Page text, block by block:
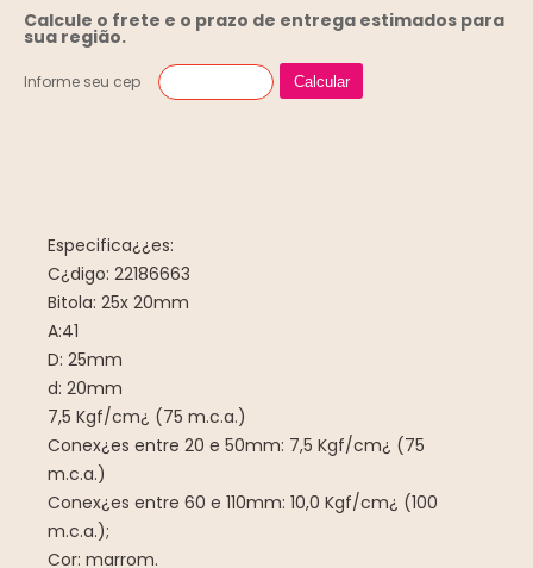
Calcule o frete e o prazo de entrega estimados para
sua região.
Informe seu cep Calcular
Especifica¿¿es:
C¿digo: 22186663
Bitola: 25x 20mm
A:41
D: 25mm
d: 20mm
7,5 Kgf/cm¿ (75 m.c.a.)
Conex¿es entre 20 e 50mm: 7,5 Kgf/cm¿ (75
m.c.a.)
Conex¿es entre 60 e 110mm: 10,0 Kgf/cm¿ (100
m.c.a.);
Cor: marrom.